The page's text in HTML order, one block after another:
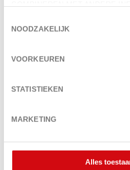
VERZAMELD OP BASIS VAN UW
NOODZAKELIJK
VOORKEUREN
STATISTIEKEN
MARKETING
Alles
WAT BEGON ALS
BESLOTEN WE DIE VIBE NIET
WAAR SMAAK, AVONTUUR EN